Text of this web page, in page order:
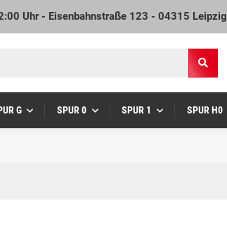
Uhr - Eisenbahnstraße 123 - 04315 Leipzig
G SPUR 0 SPUR 1 SPUR H0